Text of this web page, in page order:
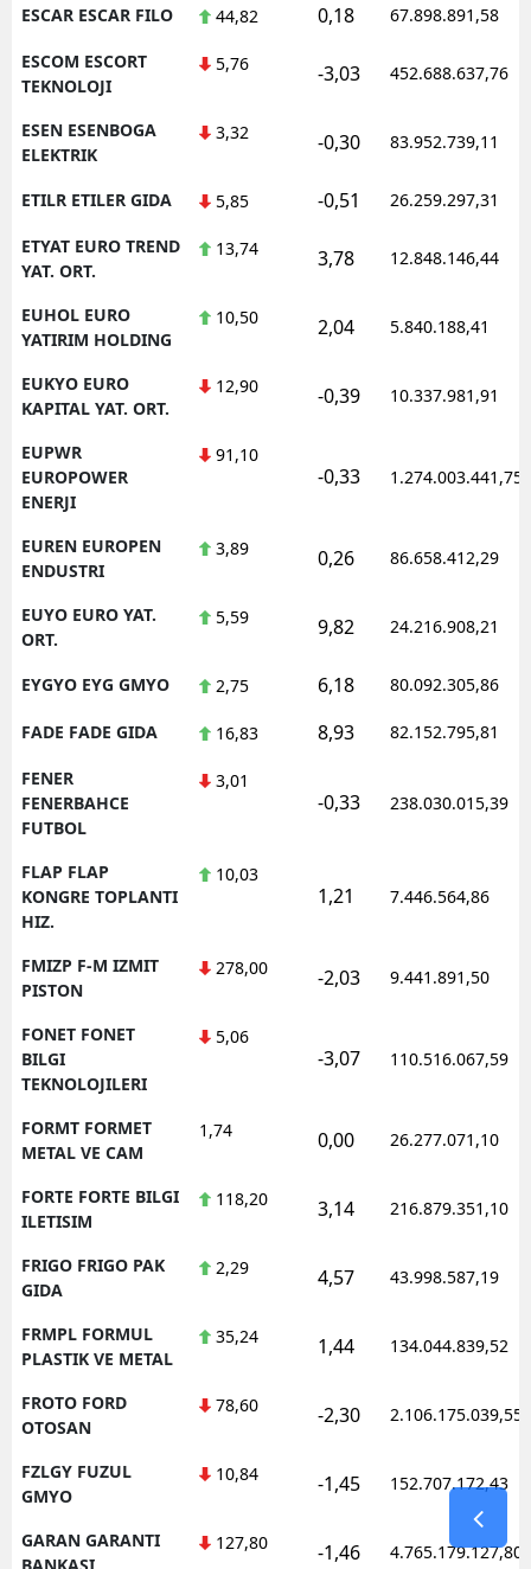
ESCAR ESCAR FILO 44,82 0,18 67.898.891,58
ESCOM ESCORT
TEKNOLOJI
5,76 -3,03 452.688.637,76
ESEN ESENBOGA
ELEKTRIK
3,32 -0,30 83.952.739,11
ETILR ETILER GIDA 5,85 -0,51 26.259.297,31
ETYAT EURO TREND
YAT. ORT.
13,74 3,78 12.848.146,44
EUHOL EURO
YATIRIM HOLDING
10,50 2,04 5.840.188,41
EUKYO EURO
KAPITAL YAT. ORT.
12,90 -0,39 10.337.981,91
EUPWR
EUROPOWER
ENERJI
91,10
-0,33 1.274.003.441,75
EUREN EUROPEN
ENDUSTRI
3,89 0,26 86.658.412,29
EUYO EURO YAT.
ORT.
5,59 9,82 24.216.908,21
EYGYO EYG GMYO 2,75 6,18 80.092.305,86
FADE FADE GIDA 16,83 8,93 82.152.795,81
FENER
FENERBAHCE
FUTBOL
3,01
-0,33 238.030.015,39
FLAP FLAP
KONGRE TOPLANTI
HIZ.
10,03
1,21 7.446.564,86
FMIZP F-M IZMIT
PISTON
278,00 -2,03 9.441.891,50
FONET FONET
BILGI
TEKNOLOJILERI
5,06
-3,07 110.516.067,59
FORMT FORMET
METAL VE CAM
1,74 0,00 26.277.071,10
FORTE FORTE BILGI
ILETISIM
118,20 3,14 216.879.351,10
FRIGO FRIGO PAK
GIDA
2,29 4,57 43.998.587,19
FRMPL FORMUL
PLASTIK VE METAL
35,24 1,44 134.044.839,52
FROTO FORD
OTOSAN
78,60 -2,30 2.106.175.039,55
FZLGY FUZUL
GMYO
10,84 -1,45 152.707.172,43
GARAN GARANTI
BANKASI
127,80 -1,46 4.765.179.127,80